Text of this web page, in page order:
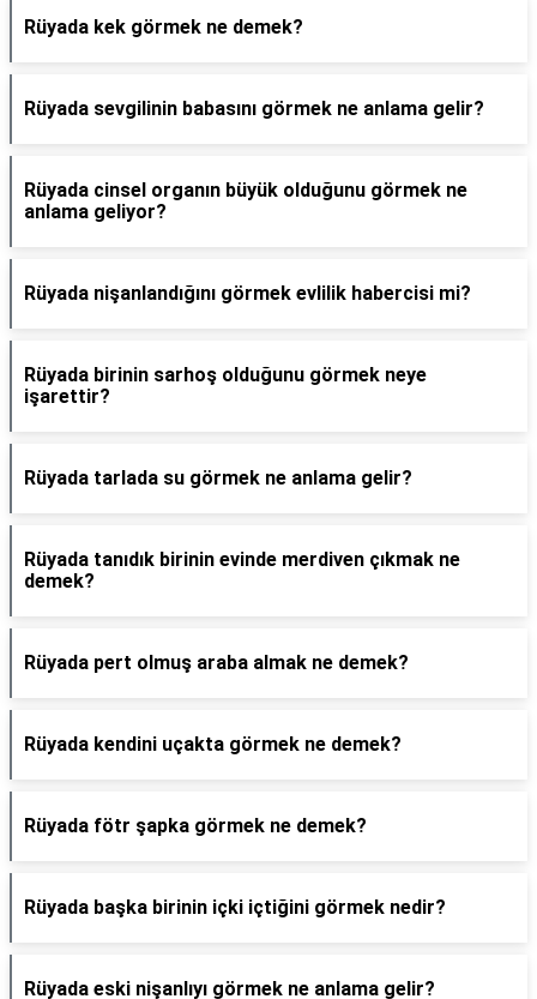
Rüyada kek görmek ne demek?
Rüyada sevgilinin babasını görmek ne anlama gelir?
Rüyada cinsel organın büyük olduğunu görmek ne
anlama geliyor?
Rüyada nişanlandığını görmek evlilik habercisi mi?
Rüyada birinin sarhoş olduğunu görmek neye
işarettir?
Rüyada tarlada su görmek ne anlama gelir?
Rüyada tanıdık birinin evinde merdiven çıkmak ne
demek?
Rüyada pert olmuş araba almak ne demek?
Rüyada kendini uçakta görmek ne demek?
Rüyada fötr şapka görmek ne demek?
Rüyada başka birinin içki içtiğini görmek nedir?
Rüyada eski nişanlıyı görmek ne anlama gelir?